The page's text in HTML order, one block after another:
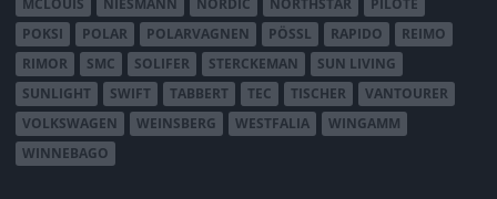
MCLOUIS
NIESMANN NORDIC NORTHSTAR
PILOTE
POKSI
POLAR POLARVAGNEN PÖSSL RAPIDO
REIMO
RIMOR
SMC SOLIFER STERCKEMAN
SUN LIVING
SUNLIGHT
SWIFT TABBERT TEC TISCHER
VANTOURER
VOLKSWAGEN
WEINSBERG WESTFALIA
WINGAMM
WINNEBAGO